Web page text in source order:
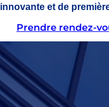
innovante et de
Prendre rendez-
En quelques
5
Agences à travers